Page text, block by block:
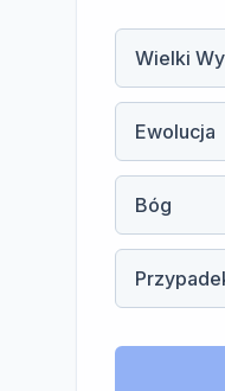
Wielki
Ewolucja
Bóg